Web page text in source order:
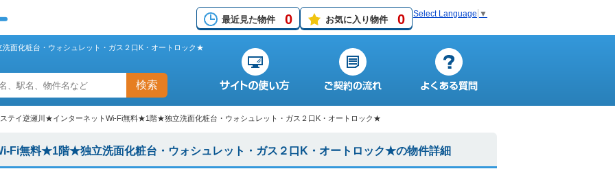
最近見た物件 0 お気に入り物件 0 Select Language ▼
化粧台・ウォシュレット・ガス２口K・オートロック★
検索
テイ逆瀬川★インターネットWi-Fi無料★1階★独立洗面化粧台・ウォシュレット・ガス２口K・オートロック★
Fi無料★1階★独立洗面化粧台・ウォシュレット・ガス２口K・オートロック★の物件詳細